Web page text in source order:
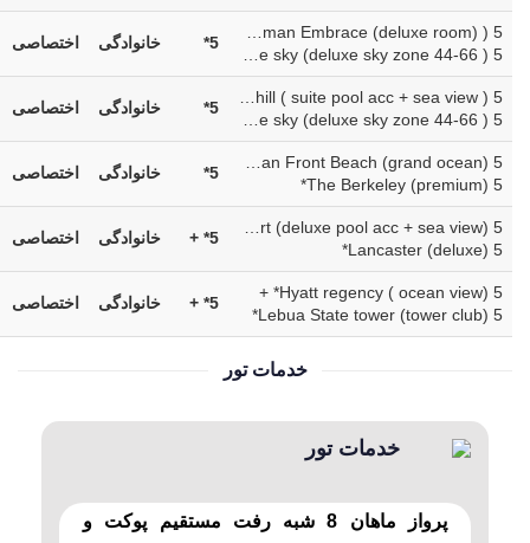
Baioke sky (deluxe sky zone 44-66 ) 5*
5* خانوادگی اختصاصی
Baioke sky (deluxe sky zone 44-66 ) 5**
5* خانوادگی اختصاصی
The Berkeley (premium) 5*
5* خانوادگی اختصاصی
Lancaster (deluxe) 5*
5* + خانوادگی اختصاصی
Hyatt regency ( ocean view) 5* +
Lebua State tower (tower club) 5*
5* + خانوادگی اختصاصی
خدمات تور
خدمات تور
پرواز ماهان 8 شبه رفت مستقیم پوکت و